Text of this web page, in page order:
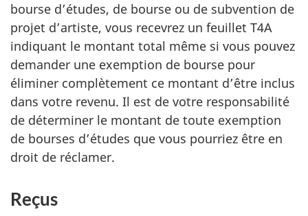
bourse d’études, de bourse ou de subvention de
projet d’artiste, vous recevrez un feuillet T4A
indiquant le montant total même si vous pouvez
demander une exemption de bourse pour
éliminer complètement ce montant d’être inclus
dans votre revenu. Il est de votre responsabilité
de déterminer le montant de toute exemption
de bourses d’études que vous pourriez être en
droit de réclamer.
Reçus